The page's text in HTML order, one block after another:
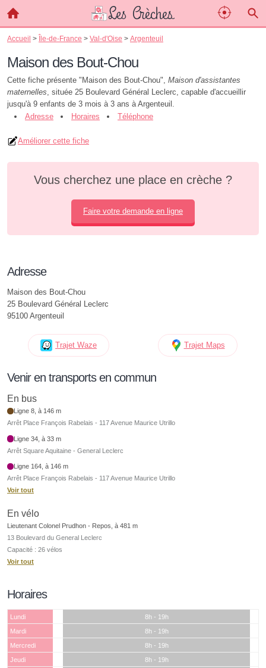
Accueil > Île-de-France > Val-d'Oise > Argenteuil
Maison des Bout-Chou
Cette fiche présente "Maison des Bout-Chou", Maison d'assistantes
maternelles, située 25 Boulevard Général Leclerc, capable d'accueillir
jusqu'à 9 enfants de 3 mois à 3 ans à Argenteuil.
Adresse
Horaires Téléphone
Améliorer cette fiche
Vous cherchez une place en crèche ?
Faire votre demande en ligne
Adresse
Maison des Bout-Chou
25 Boulevard Général Leclerc
95100 Argenteuil
Trajet Waze Trajet Maps
Venir en transports en commun
En bus
Ligne 8, à 146 m
Arrêt Place François Rabelais - 117 Avenue Maurice Utrillo
Ligne 34, à 33 m
Arrêt Square Aquitaine - General Leclerc
Ligne 164, à 146 m
Arrêt Place François Rabelais - 117 Avenue Maurice Utrillo
Voir tout
En vélo
Lieutenant Colonel Prudhon - Repos, à 481 m
13 Boulevard du General Leclerc
Capacité : 26 vélos
Voir tout
Horaires
Lundi
8h - 19h
Mardi
8h - 19h
Mercredi
8h - 19h
Jeudi
8h - 19h